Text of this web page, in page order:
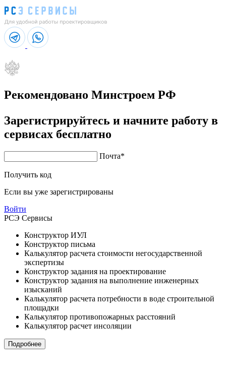
Рекомендовано Минстроем РФ
Зарегистрируйтесь и начните работу в
сервисах бесплатно
Почта*
Получить код
Если вы уже зарегистрированы
Войти
РСЭ Сервисы
Конструктор ИУЛ
Конструктор письма
Калькулятор расчета стоимости негосударственной
экспертизы
Конструктор задания на проектирование
Конструктор задания на выполнение инженерных
изысканий
Калькулятор расчета потребности в воде строительной
площадки
Калькулятор противопожарных расстояний
Калькулятор расчет инсоляции
Подробнее